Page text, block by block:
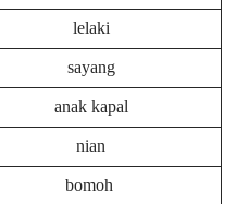
lelaki
sayang
anak kapal
nian
bomoh